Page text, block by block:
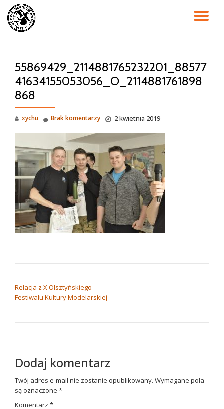
Przejdź
55869429_2114881765232201_88577
41634155053056_O_2114881761898
868
xychu 2 kwietnia 2019
Brak komentarzy
Relacja z X Olsztyńskiego
Festiwalu Kultury Modelarskiej
Dodaj komentarz
Twój adres e-mail nie zostanie opublikowany. Wymagane pola
są oznaczone *
Komentarz *